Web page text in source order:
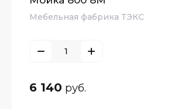
Мебельная фабрика ТЭКС
6 140 руб.